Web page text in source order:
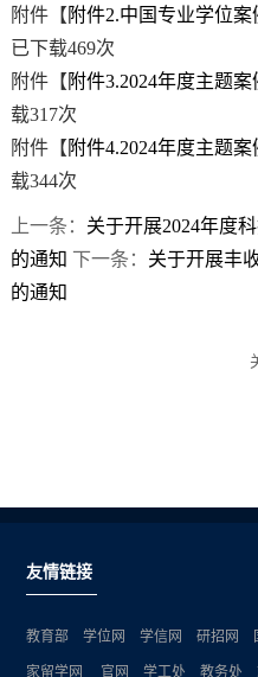
附件【 附件2.中国专业学位
已下载469次
附件【 附件3.2024年度主题
载317次
附件【 附件4.2024年度主题
载344次
上一条： 关于开展2024年度
的通知 下一条： 关于开展丰
的通知
友情链接
教育部 学位网 学信网 研招网
家留学网 官网 学工处 教务处